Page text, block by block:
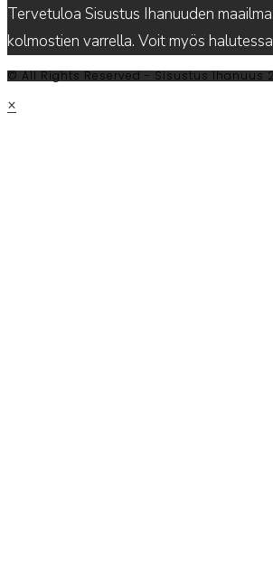
Tervetuloa Sisustus Ihanuuden
kolmostien varrella. Voit myös
© All Rights Reserved - Sisustus Ihanuus
×